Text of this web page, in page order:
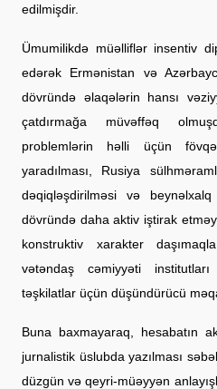
edilmişdir.
Ümumilikdə müəlliflər insentiv
edərək Ermənistan və
dövründə əlaqələrin hansı
çatdırmağa müvəffəq
problemlərin həlli üçün
yaradılması, Rusiya
dəqiqləşdirilməsi və
dövründə daha aktiv iştirak
konstruktiv xarakter
vətəndaş cəmiyyəti
təşkilatlar üçün düşündürücü
Buna baxmayaraq, hesabatın
jurnalistik üslubda yazılması
düzgün və qeyri-müəyyən